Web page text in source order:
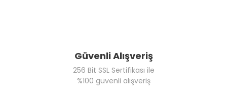
Güvenli Alışveriş
256 Bit SSL Sertifikası ile
%100 güvenli alışveriş